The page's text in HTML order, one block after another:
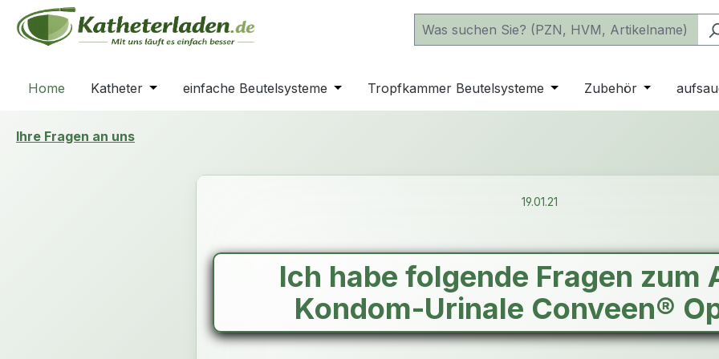
Hauptinhalt springen
Zur Suche springen
Zur Hauptnavigation springen
Home Katheter Öffne oder Schließe das Dropdown der Kategorie Katheter
einfache Beutelsysteme Öffne oder Schließe das Dropdown der Kategorie einfache
Tropfkammer Beutelsysteme Öffne oder Schließe das
Zubehör Öffne oder
Ihre Fragen an uns
19.01.21
Ich habe folgende Fragen zum
Kondom-Urinale Conveen®